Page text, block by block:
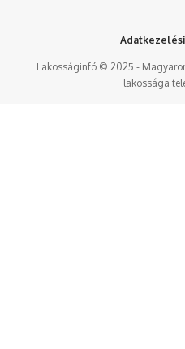
Lakosságinfó © 2025 -
lakossága